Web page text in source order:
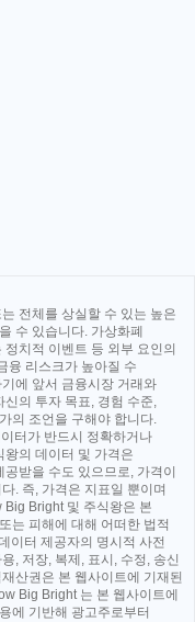
전체를 상실할 수 있는 높은
수 있습니다. 가상화폐
치적 이벤트 등 외부 요인의
융 리스크가 높아질 수
에 앞서 금융시장 거래와
의 투자 목표, 경험 수준,
의 조언을 구해야 합니다.
터가 반드시 정확하거나
왕의 데이터 및 가격은
받을 수도 있으므로, 가격이
. 즉, 가격은 지표일 뿐이며
Big Bright 및 주식왕은 본
는 피해에 대해 어떠한 법적
이터 제공자의 명시적 사전
, 저장, 복제, 표시, 수정, 송신
산권은 본 웹사이트에 기재된
Big Bright 는 본 웹사이트에
에 기반해 광고주로부터